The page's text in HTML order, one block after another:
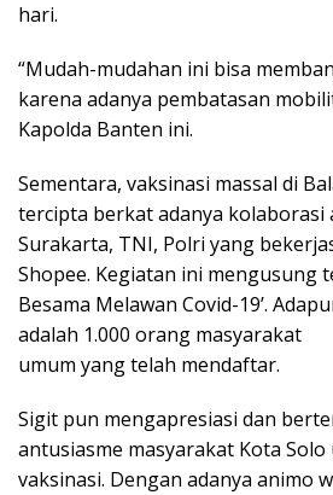
hari.
“Mudah-mudahan ini bisa
karena adanya pembatasan
Kapolda Banten ini.
Sementara, vaksinasi massal di
tercipta berkat adanya kolaborasi
Surakarta, TNI, Polri yang
Shopee. Kegiatan ini mengusung
Besama Melawan Covid-19’.
adalah 1.000 orang masyarakat
umum yang telah mendaftar.
Sigit pun mengapresiasi dan
antusiasme masyarakat Kota
vaksinasi. Dengan adanya animo